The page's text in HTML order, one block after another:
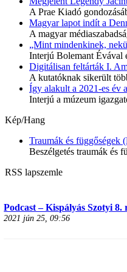
A Prae Kiadó
Magyar lapot indít a
A magyar
„Mint mindenkinek,
Interjú Bolemant Évával
Digitálisan feltárták I.
A kutatóknak sikerült
Így alakult a 2021-es év
Interjú a múzeum
Kép/Hang
Traumák és
Beszélgetés traumák és
RSS lapszemle
Podcast – Kispályás Szotyi
2021 jún 25, 09:56